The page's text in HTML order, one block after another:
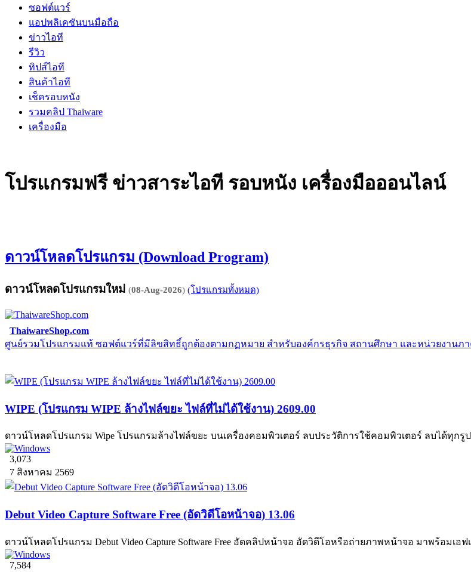
ซอฟต์แวร์
แอปพลิเคชันบนมือถือ
ข่าวไอที
รีวิว
ทิปส์ไอที
สินค้าไอที
เช็ครอบหนัง
รวมคลิป Thaiware
เครื่องมือ
โปรแกรมฟรี ข่าวสาระไอที รอบหนัง เครื่องมือออนไลน์
ดาวน์โหลดโปรแกรม (Download Program)
ดาวน์โหลดโปรแกรมใหม่ (08-Aug-2026) (โปรแกรมทั้งหมด)
ThaiwareShop.com
ศูนย์รวมโปรแกรมแท้ ซอฟต์แวร์ที่มีลิขสิทธิ์ถูกต้องตามกฏหมาย สำหรับองค์กรธุรกิจ สถานศึกษา และหน่วยงานภ
WIPE (โปรแกรม WIPE ล้างไฟล์ขยะ ไฟล์ที่ไม่ได้ใช้งาน) 2609.00
ดาวน์โหลดโปรแกรม Wipe โปรแกรมล้างไฟล์ขยะ บนเครื่องคอมพิวเตอร์ ลบประวัติการใช้คอมพิวเตอร์ ลบได้ทุกรู
3,073
7 สิงหาคม 2569
Debut Video Capture Software Free (อัดวิดีโอหน้าจอ) 13.06
ดาวน์โหลดโปรแกรม Debut Video Capture Software Free อัดคลิปหน้าจอ อัดวิดีโอหรือถ่ายภาพหน้าจอ มาพร้อม
7,584